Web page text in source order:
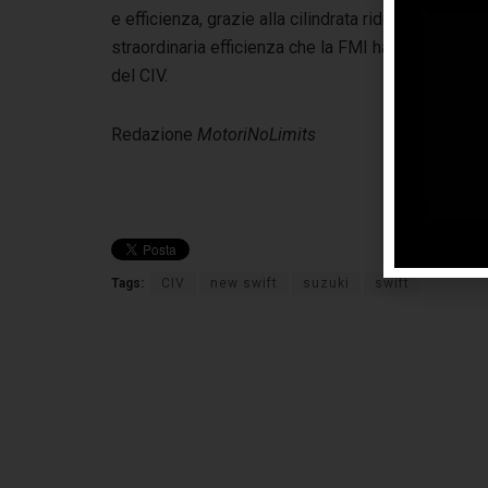
e efficienza, grazie alla cilindrata ridotta e
straordinaria efficienza che la FMI ha scelto la
del CIV.
Redazione MotoriNoLimits
Tags: CIV new swift suzuki swift